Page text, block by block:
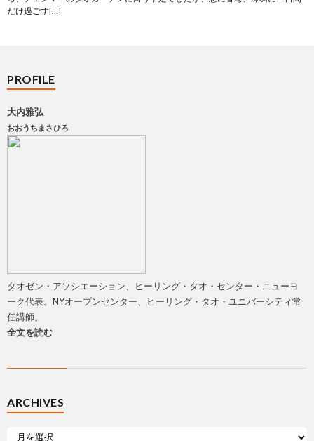
だけ過ごす[…]
PROFILE
大内雅弘
おおうちまさひろ
タオゼン・アソシエーション、ヒーリング・タオ・センター・ニューヨ
ーク代表。NYオープンセンター、ヒーリング・タオ・ユニバーシティ常
任講師。
全文を読む
ARCHIVES